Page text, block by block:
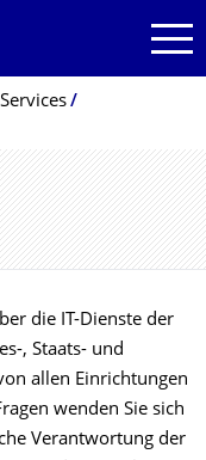
die IT-Dienste der
, Staats- und
allen Einrichtungen
wenden Sie sich
Verantwortung der